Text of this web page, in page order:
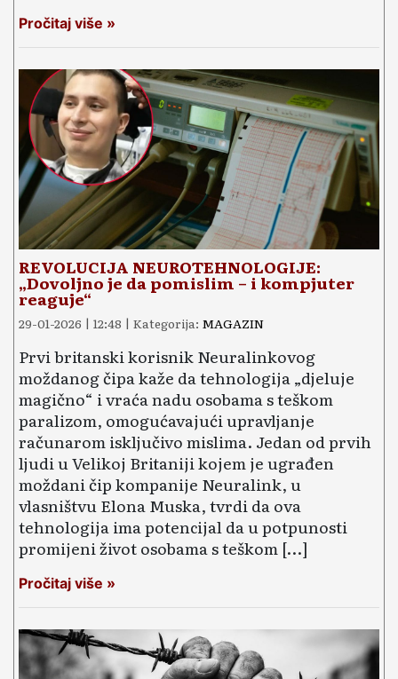
Pročitaj više »
REVOLUCIJA NEUROTEHNOLOGIJE:
„Dovoljno je da pomislim – i kompjuter
reaguje“
29-01-2026 | 12:48 | Kategorija: MAGAZIN
Prvi britanski korisnik Neuralinkovog
moždanog čipa kaže da tehnologija „djeluje
magično“ i vraća nadu osobama s teškom
paralizom, omogućavajući upravljanje
računarom isključivo mislima. Jedan od prvih
ljudi u Velikoj Britaniji kojem je ugrađen
moždani čip kompanije Neuralink, u
vlasništvu Elona Muska, tvrdi da ova
tehnologija ima potencijal da u potpunosti
promijeni život osobama s teškom […]
Pročitaj više »